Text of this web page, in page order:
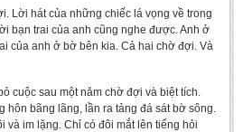
Lời hát của những chiếc lá vọng về trong
bạn trai của anh cũng nghe được. Anh ở
của anh ở bờ bên kia. Cả hai chờ đợi. Và
cuộc sau một năm chờ đợi và biệt tích.
hôn bãng lãng, lần ra tảng đá sát bờ sông.
và im lặng. Chỉ có đôi mắt lên tiếng hỏi